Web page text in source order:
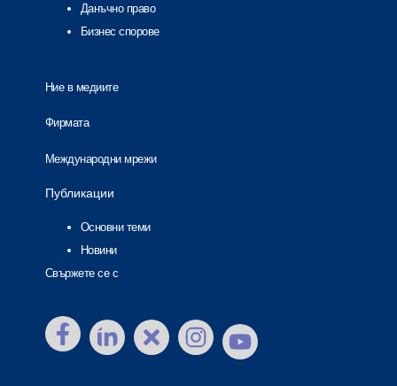
Данъчно право
Бизнес спорове
Ние в медиите
Фирмата
Международни мрежи
Публикации
Основни теми
Новини
Свържете се с